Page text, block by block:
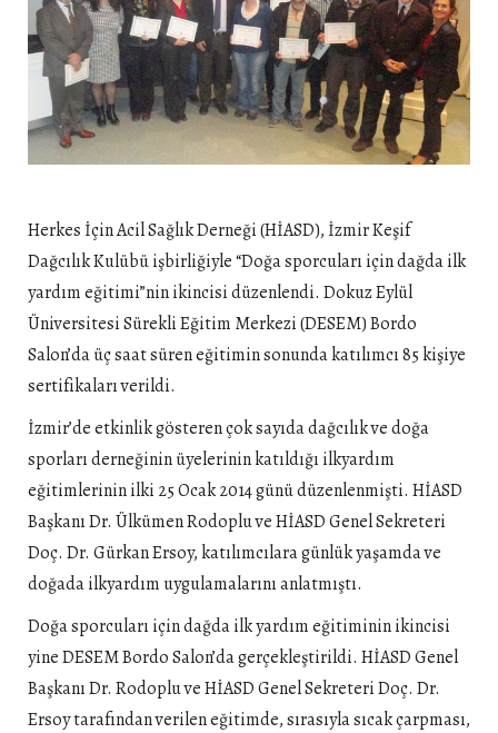
Herkes İçin Acil Sağlık Derneği (HİASD), İzmir Keşif
Dağcılık Kulübü işbirliğiyle “Doğa sporcuları için dağda ilk
yardım eğitimi”nin ikincisi düzenlendi. Dokuz Eylül
Üniversitesi Sürekli Eğitim Merkezi (DESEM) Bordo
Salon’da üç saat süren eğitimin sonunda katılımcı 85 kişiye
sertifikaları verildi.
İzmir’de etkinlik gösteren çok sayıda dağcılık ve doğa
sporları derneğinin üyelerinin katıldığı ilkyardım
eğitimlerinin ilki 25 Ocak 2014 günü düzenlenmişti. HİASD
Başkanı Dr. Ülkümen Rodoplu ve HİASD Genel Sekreteri
Doç. Dr. Gürkan Ersoy, katılımcılara günlük yaşamda ve
doğada ilkyardım uygulamalarını anlatmıştı.
Doğa sporcuları için dağda ilk yardım eğitiminin ikincisi
yine DESEM Bordo Salon’da gerçekleştirildi. HİASD Genel
Başkanı Dr. Rodoplu ve HİASD Genel Sekreteri Doç. Dr.
Ersoy tarafından verilen eğitimde, sırasıyla sıcak çarpması,